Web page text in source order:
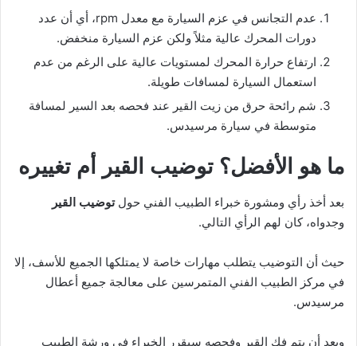
عدم التجانس في عزم السيارة مع معدل rpm، أي أن عدد
دورات المحرك عالية مثلاً ولكن عزم السيارة منخفض.
ارتفاع حرارة المحرك لمستويات عالية على الرغم من عدم
استعمال السيارة لمسافات طويلة.
شم رائحة حرق من زيت القير عند فحصه بعد السير لمسافة
متوسطة في سيارة مرسيدس.
ما هو الأفضل؟ توضيب القير أم تغييره
بعد أخذ رأي ومشورة خبراء الطبيب الفني حولتوضيب القير
وجدواه، كان لهم الرأي التالي.
حيث أن التوضيب يتطلب مهارات خاصة لا يمتلكها الجميع للأسف، إلا
في مركز الطبيب الفني المتمرسين على معالجة جميع أعطال
مرسيدس.
وبعد أن يتم فك القير وفحصه سيقرر الخبراء في ورشة الطبيب